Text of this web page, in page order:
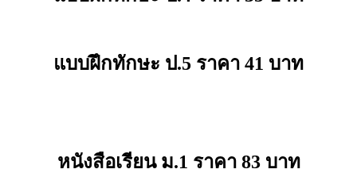
แบบฝึกทักษะ ป.5 ราคา 41 บาท
หนังสือเรียน ม.1 ราคา 83 บาท